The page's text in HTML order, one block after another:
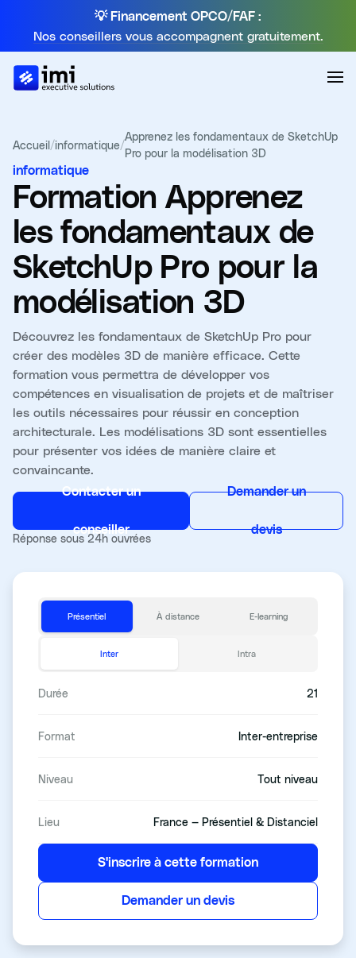
💡 Financement OPCO/FAF :
Nos conseillers vous accompagnent gratuitement.
Accueil/informatique/
Apprenez les fondamentaux de SketchUp
Pro pour la modélisation 3D
informatique
Formation Apprenez
les fondamentaux de
SketchUp Pro pour la
modélisation 3D
Découvrez les fondamentaux de SketchUp Pro pour
créer des modèles 3D de manière efficace. Cette
formation vous permettra de développer vos
compétences en visualisation de projets et de maîtriser
les outils nécessaires pour réussir en conception
architecturale. Les modélisations 3D sont essentielles
pour présenter vos idées de manière claire et
convaincante.
Contacter un
conseiller
Demander un
devis
Réponse sous 24h ouvrées
Présentiel À distance E-learning
Inter Intra
Durée 21
Format Inter-entreprise
Niveau Tout niveau
Lieu France — Présentiel & Distanciel
S'inscrire à cette formation
Demander un devis